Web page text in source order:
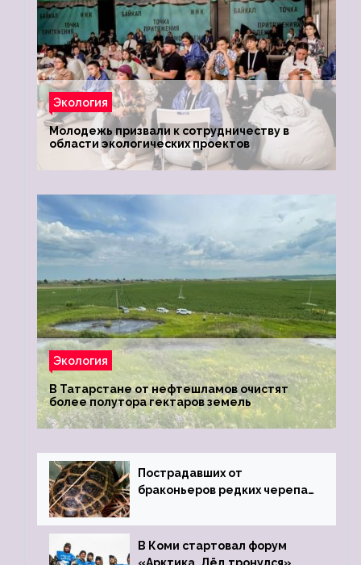
Экология
Молодежь призвали к сотрудничеству в
области экологических проектов
Экология
В Татарстане от нефтешламов очистят
более полутора гектаров земель
Пострадавших от
браконьеров редких черепах
зоопарк
В Коми стартовал форум